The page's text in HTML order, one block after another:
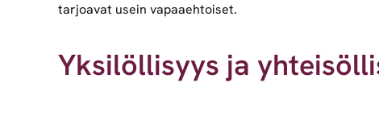
tarjoavat usein vapaaehtoiset.
Yksilöllisyys ja